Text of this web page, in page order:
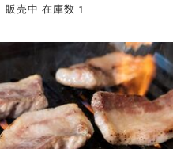
販売中 在庫数 1